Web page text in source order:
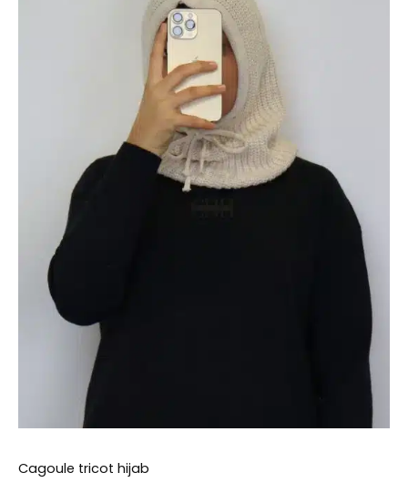
Cagoule tricot hijab
options
peuvent
être
choisies
page
du
produit